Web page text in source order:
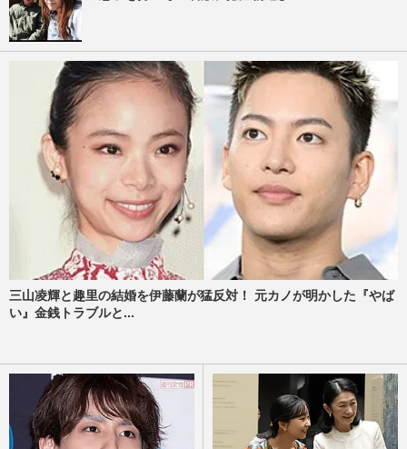
三山凌輝と趣里の結婚を伊藤蘭が猛反対！ 元カノが明かした『やば
い』金銭トラブルと...